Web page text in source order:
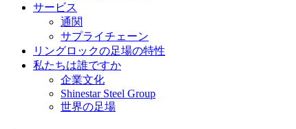
サービス
通関
サプライチェーン
リングロックの足場の特性
私たちは誰ですか
企業文化
Shinestar Steel Group
世界の足場